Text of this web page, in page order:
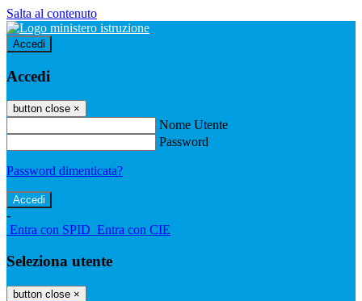
Salta al contenuto
Accedi
Accedi
button close ×
Nome Utente
Password
Password dimenticata?
-
Entra con SPID Entra con CIE
Seleziona utente
button close ×